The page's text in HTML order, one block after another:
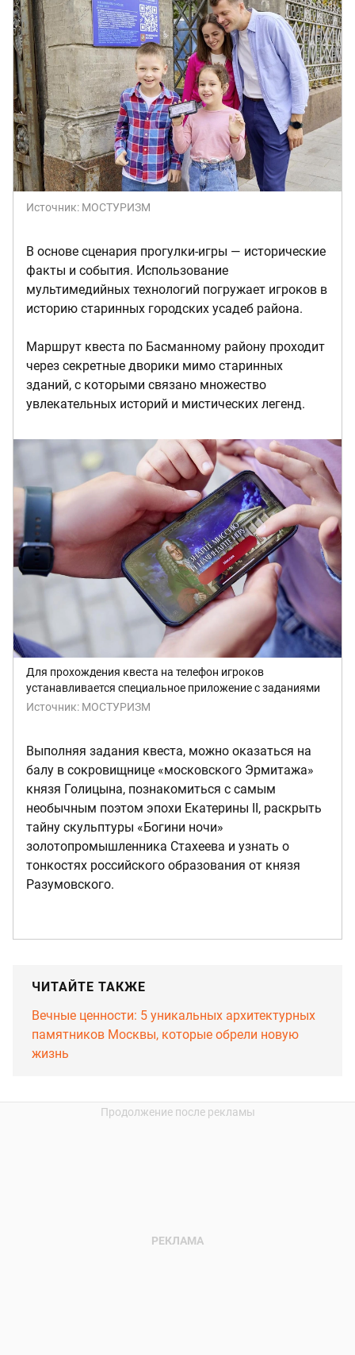
Источник: МОСТУРИЗМ
В основе сценария прогулки-игры — исторические
факты и события. Использование
мультимедийных технологий погружает игроков в
историю старинных городских усадеб района.
Маршрут квеста по Басманному району проходит
через секретные дворики мимо старинных
зданий, с которыми связано множество
увлекательных историй и мистических легенд.
Для прохождения квеста на телефон игроков
устанавливается специальное приложение с заданиями
Источник: МОСТУРИЗМ
Выполняя задания квеста, можно оказаться на
балу в сокровищнице «московского Эрмитажа»
князя Голицына, познакомиться с самым
необычным поэтом эпохи Екатерины II, раскрыть
тайну скульптуры «Богини ночи»
золотопромышленника Стахеева и узнать о
тонкостях российского образования от князя
Разумовского.
ЧИТАЙТЕ ТАКЖЕ
Вечные ценности: 5 уникальных архитектурных
памятников Москвы, которые обрели новую
жизнь